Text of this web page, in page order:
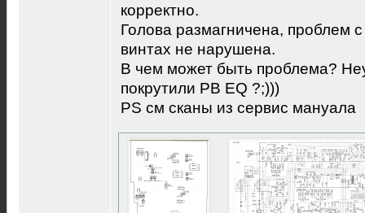
корректно.
Голова размагничена, проблем
винтах не нарушена.
В чем может быть проблема?
покрутили PB EQ ?;)))
PS см сканы из сервис мануала